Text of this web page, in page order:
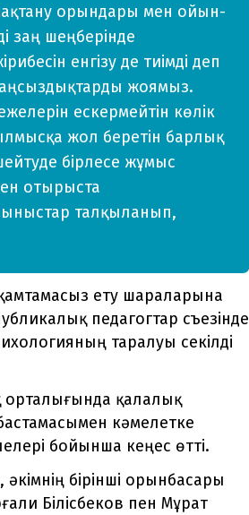
орындары мен ойын-
заң шеңберінде
енгізу де тиімді деп
жоямыз.
ескермейтін көлік
жол беретін барлық
бірлесе жұмыс
отырыста
талқыланып,
ету шараларына
педагогтар съезінде
таралуы секілді
қалалық
кәмелетке
бойынша кеңес өтті.
бірінші орынбасары
Білісбеков пен Мұрат